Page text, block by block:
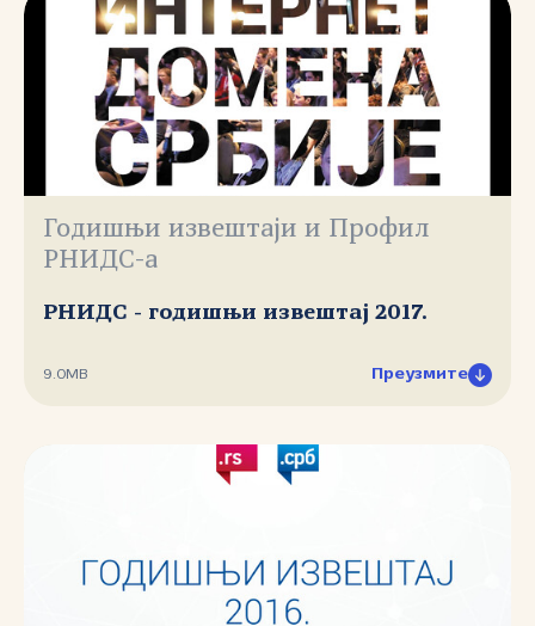
Годишњи извештаји и Профил
РНИДС-а
РНИДС - годишњи извештај 2017.
9.0MB Преузмите